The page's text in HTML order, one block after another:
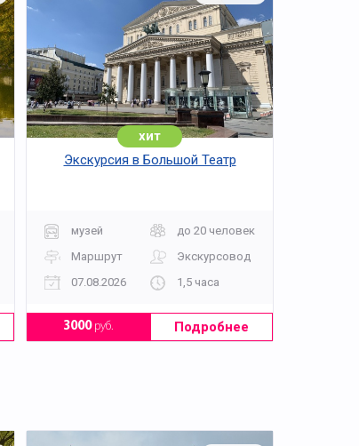
хит
Экскурсия в Большой Театр
музей
до 20 человек
Маршрут
Экскурсовод
07.08.2026
1,5 часа
3000руб. Подробнее